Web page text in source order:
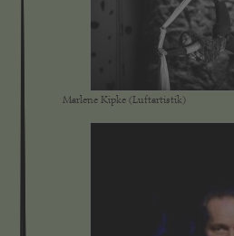
Marlene Kipke (Luftartistik)